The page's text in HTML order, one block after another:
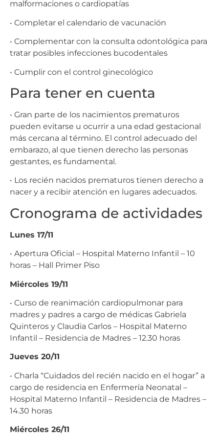
malformaciones o cardiopatías
• Completar el calendario de vacunación
• Complementar con la consulta odontológica para
tratar posibles infecciones bucodentales
• Cumplir con el control ginecológico
Para tener en cuenta
• Gran parte de los nacimientos prematuros
pueden evitarse u ocurrir a una edad gestacional
más cercana al término. El control adecuado del
embarazo, al que tienen derecho las personas
gestantes, es fundamental.
• Los recién nacidos prematuros tienen derecho a
nacer y a recibir atención en lugares adecuados.
Cronograma de actividades
Lunes 17/11
• Apertura Oficial – Hospital Materno Infantil – 10
horas – Hall Primer Piso
Miércoles 19/11
• Curso de reanimación cardiopulmonar para
madres y padres a cargo de médicas Gabriela
Quinteros y Claudia Carlos – Hospital Materno
Infantil – Residencia de Madres – 12.30 horas
Jueves 20/11
• Charla “Cuidados del recién nacido en el hogar” a
cargo de residencia en Enfermería Neonatal –
Hospital Materno Infantil – Residencia de Madres –
14.30 horas
Miércoles 26/11